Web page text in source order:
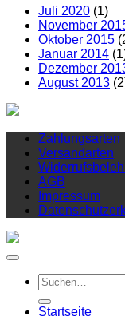
Juli 2020 (1)
November
Oktober 2015
Januar 2014
Dezember
August 2013
Zahlungsarten
Versandarten
AGB
Impressum
Suchen
nach:
Startseite